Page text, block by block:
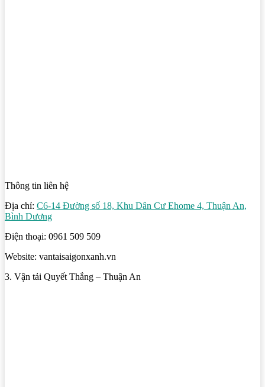
Thông tin liên hệ
Địa chỉ: C6-14 Đường số 18, Khu Dân Cư Ehome 4, Thuận An,
Bình Dương
Điện thoại: 0961 509 509
Website: vantaisaigonxanh.vn
3. Vận tải Quyết Thắng – Thuận An